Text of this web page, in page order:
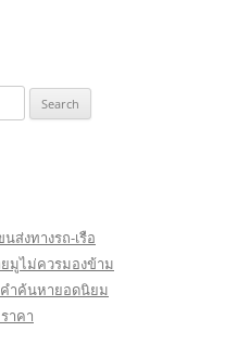
ส่งทางรถ-เรือ
ยมูไม่ควรมองข้าม
คำค้นหายอดนิยม
าคา